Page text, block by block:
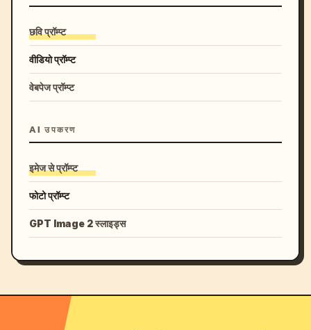
छवि प्रॉम्प्ट
वीडियो प्रॉम्प्ट
वेबपेज प्रॉम्प्ट
AI उपकरण
इमेज से प्रॉम्प्ट
फोटो प्रॉम्प्ट
GPT Image 2 स्लाइड्स